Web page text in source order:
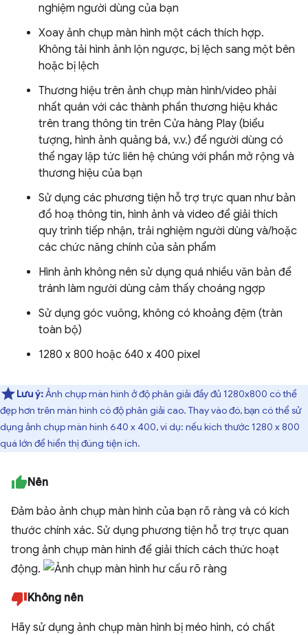
nghiệm người dùng của bạn
Xoay ảnh chụp màn hình một cách thích hợp.
Không tải hình ảnh lộn ngược, bị lệch sang một bên
hoặc bị lệch
Thương hiệu trên ảnh chụp màn hình/video phải
nhất quán với các thành phần thương hiệu khác
trên trang thông tin trên Cửa hàng Play (biểu
tượng, hình ảnh quảng bá, v.v.) để người dùng có
thể ngay lập tức liên hệ chúng với phần mở rộng và
thương hiệu của bạn
Sử dụng các phương tiện hỗ trợ trực quan như bản
đồ hoạ thông tin, hình ảnh và video để giải thích
quy trình tiếp nhận, trải nghiệm người dùng và/hoặc
các chức năng chính của sản phẩm
Hình ảnh không nên sử dụng quá nhiều văn bản để
tránh làm người dùng cảm thấy choáng ngợp
Sử dụng góc vuông, không có khoảng đệm (tràn
toàn bộ)
1280 x 800 hoặc 640 x 400 pixel
Lưu ý:Ảnh chụp màn hình ở độ phân giải đầy đủ 1280x800 có thể
đẹp hơn trên màn hình có độ phân giải cao. Thay vào đó, bạn có thể sử
dụng ảnh chụp màn hình 640 x 400, ví dụ: nếu kích thước 1280 x 800
quá lớn để hiển thị đúng tiện ích.
Nên
Đảm bảo ảnh chụp màn hình của bạn rõ ràng và có kích
thước chính xác. Sử dụng phương tiện hỗ trợ trực quan
trong ảnh chụp màn hình để giải thích cách thức hoạt
động.
Không nên
Hãy sử dụng ảnh chụp màn hình bị méo hình, có chất